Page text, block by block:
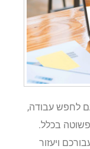
לחפש עבודה,
בכלל.
ויעזור